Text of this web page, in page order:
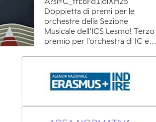
Doppietta di premi per le
orchestre della Sezione
Musicale dell’ICS Lesmo! Terzo
premio per l’orchestra di IC e…